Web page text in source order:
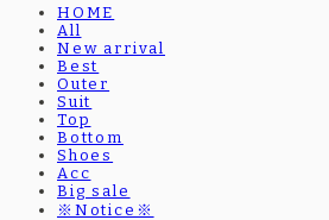
HOME
All
New arrival
Best
Outer
Suit
Top
Bottom
Shoes
Acc
Big sale
※Notice※